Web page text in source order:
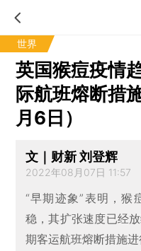
世界
英国猴痘疫情
际航班熔断措
月6日）
文｜财新 刘登辉
2022年08月07日 11:57
“早期迹象”表明，猴
稳，其扩张速度已经
期客运航班熔断措施